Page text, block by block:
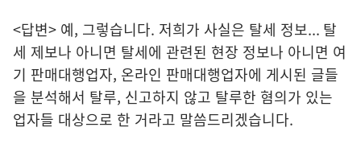
<답변> 예, 그렇습니다. 저희가 사실은 탈세 정보... 탈
세 제보나 아니면 탈세에 관련된 현장 정보나 아니면 여
기 판매대행업자, 온라인 판매대행업자에 게시된 글들
을 분석해서 탈루, 신고하지 않고 탈루한 혐의가 있는
업자들 대상으로 한 거라고 말씀드리겠습니다.